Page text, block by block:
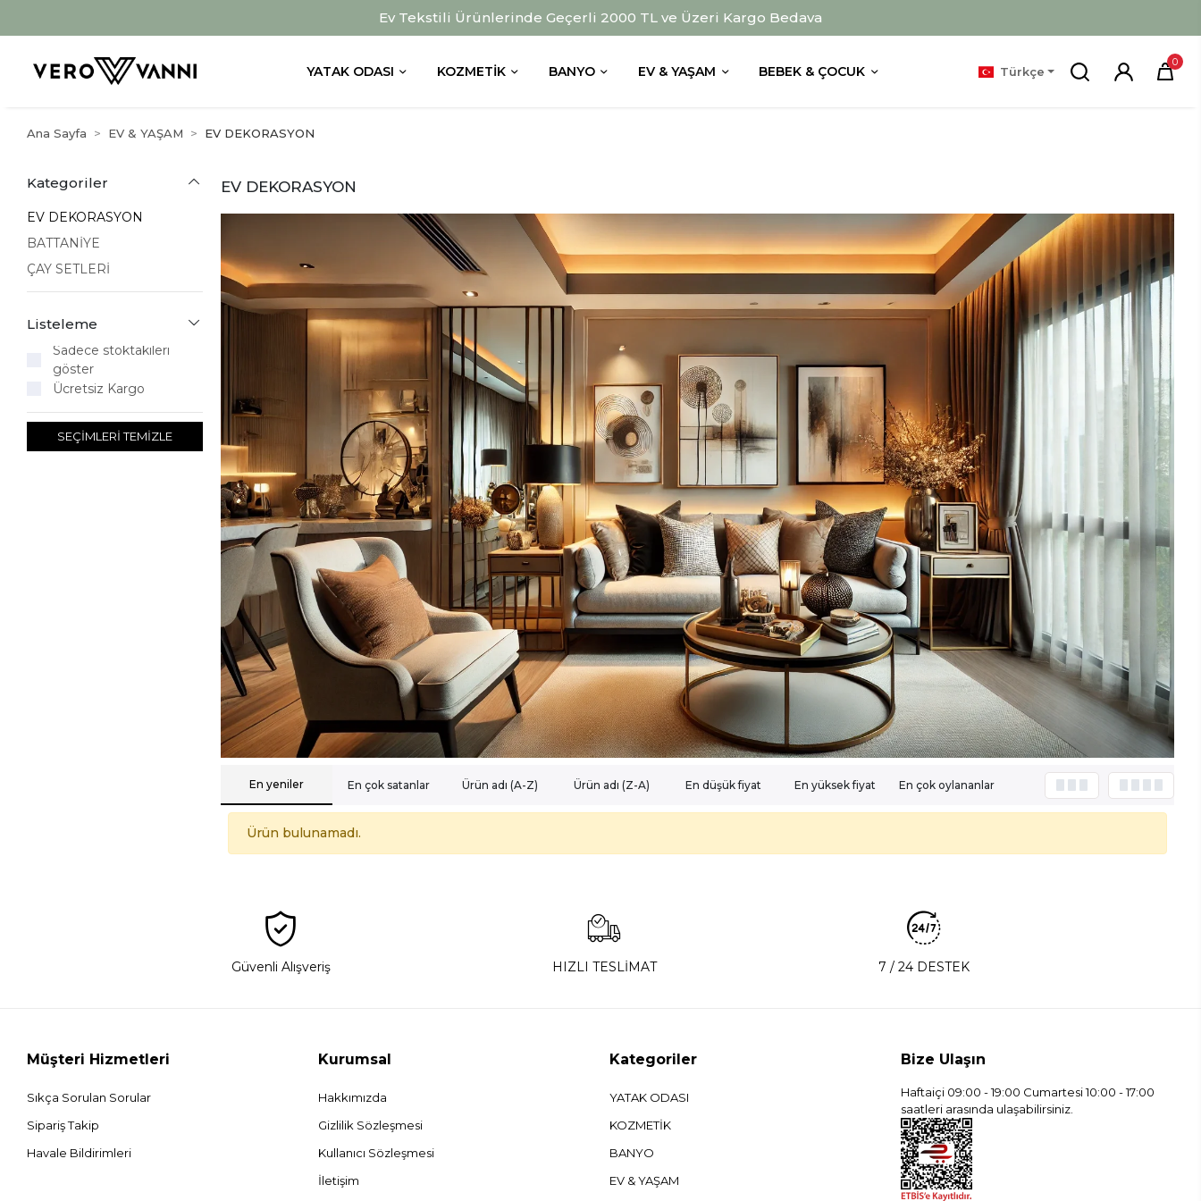
Ev Tekstili Ürünlerinde Geçerli 2000 TL ve Üzeri Kargo Bedava
YATAK ODASI KOZMETIK BANYO EV & YAŞAM BEBEK & ÇOCUK Türkçe
0
Ana Sayfa EV & YAŞAM EV DEKORASYON
Kategoriler
EV DEKORASYON
BATTANİYE
ÇAY SETLERİ
Listeleme
Sadece stoktakileri
göster
Ücretsiz Kargo
SEÇİMLERİ TEMİZLE
EV DEKORASYON
En yeniler En çok satanlar Ürün adı (A-Z) Ürün adı (Z-A) En düşük fiyat En yüksek fiyat En çok oylananlar
Ürün bulunamadı.
Güvenli Alışveriş HIZLI TESLİMAT 7 / 24 DESTEK
Müşteri Hizmetleri
Sıkça Sorulan Sorular
Sipariş Takip
Havale Bildirimleri
Kurumsal
Hakkımızda
Gizlilik Sözleşmesi
Kullanıcı Sözleşmesi
İletişim
Kategoriler
YATAK ODASI
KOZMETİK
BANYO
EV & YAŞAM
Bize Ulaşın
Haftaiçi 09:00 - 19:00 Cumartesi 10:00 - 17:00
saatleri arasında ulaşabilirsiniz.